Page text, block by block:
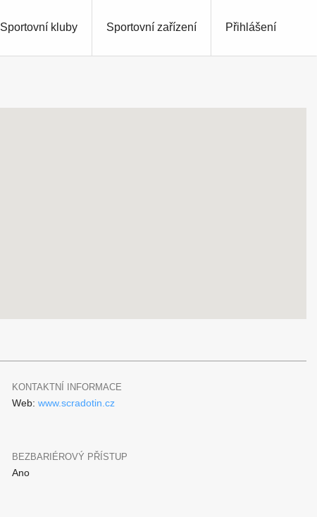
Přihlášení
Sportovní kluby Sportovní zařízení
KONTAKTNÍ INFORMACE
Web: www.scradotin.cz
BEZBARIÉROVÝ PŘÍSTUP
Ano